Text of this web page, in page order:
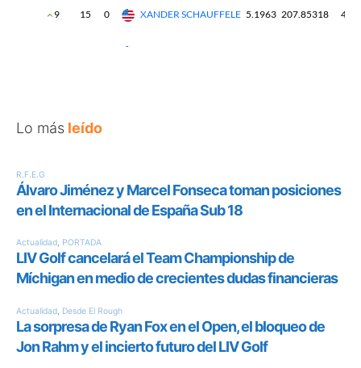
Lo más leído